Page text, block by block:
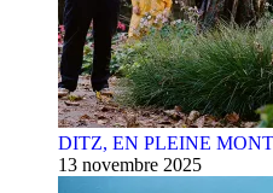
DITZ, EN PLEINE
13 novembre 2025